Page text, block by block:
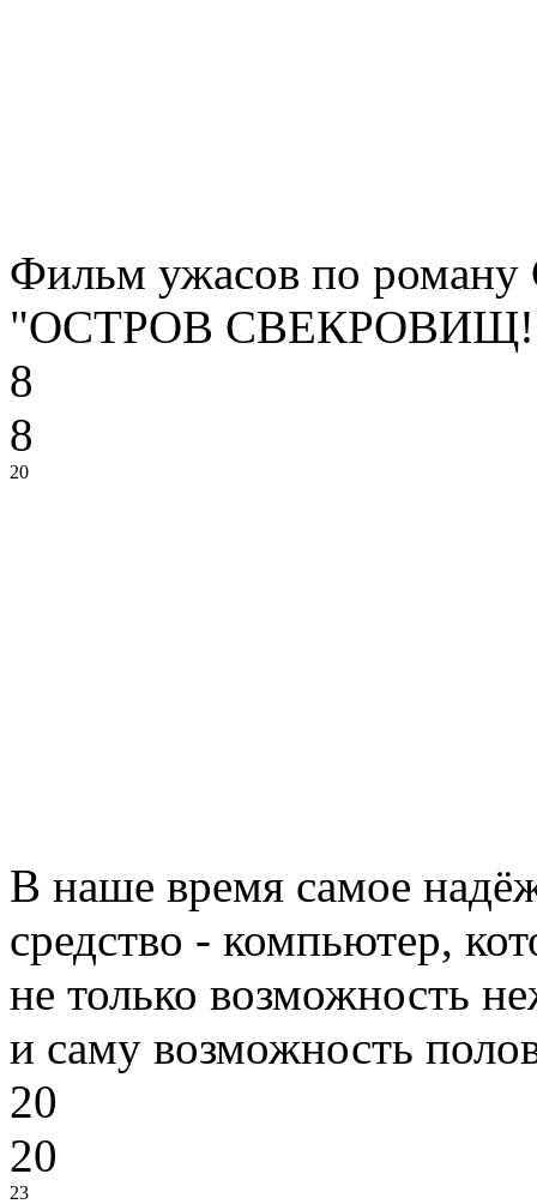
Фильм ужасов по роману
"ОСТРОВ
8
8
20
В наше время самое
средство - компьютер,
не только возможность
и саму возможность
20
20
23